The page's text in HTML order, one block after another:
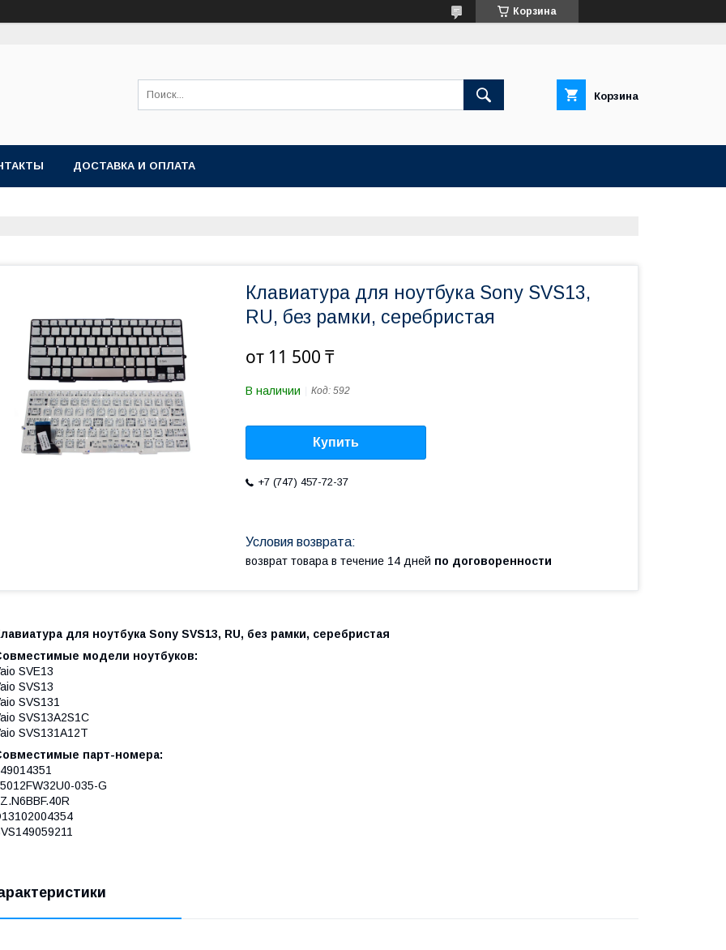
Корзина
Корзина
ДОСТАВКА И ОПЛАТА
Клавиатура для ноутбука Sony SVS13,
RU, без рамки, серебристая
от 11 500 ₸
В наличии Код: 592
Купить
+7 (747) 457-72-37
возврат товара в течение 14 дней по договоренности
для ноутбука Sony SVS13, RU, без рамки, серебристая
модели ноутбуков:
SVE13
SVS13
SVS131
SVS13A2S1C
SVS131A12T
парт-номера:
035-G